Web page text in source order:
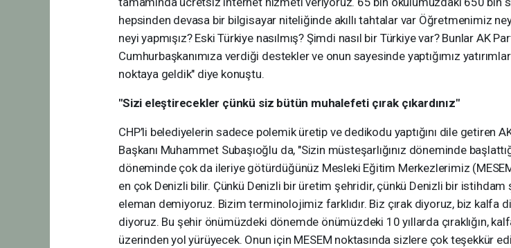
hepsinden devasa bir bilgisayar niteliğinde akıllı tahtalar var Öğretmenimiz
neyi yapmışız? Eski Türkiye nasılmış? Şimdi nasıl bir Türkiye var? Bunlar AK
Cumhurbaşkanımıza verdiği destekler ve onun sayesinde yaptığımız
noktaya geldik" diye konuştu.
"Sizi eleştirecekler çünkü siz bütün muhalefeti çırak çıkardınız"
CHP’li belediyelerin sadece polemik üretip ve dedikodu yaptığını dile getiren
Başkanı Muhammet Subaşıoğlu da, "Sizin müsteşarlığınız döneminde
döneminde çok da ileriye götürdüğünüz Mesleki Eğitim Merkezlerimiz
en çok Denizli bilir. Çünkü Denizli bir üretim şehridir, çünkü Denizli bir istihdam
eleman demiyoruz. Bizim terminolojimiz farklıdır. Biz çırak diyoruz, biz kalfa
diyoruz. Bu şehir önümüzdeki dönemde önümüzdeki 10 yıllarda çıraklığın,
üzerinden yol yürüyecek. Onun için MESEM noktasında sizlere çok teşekkür